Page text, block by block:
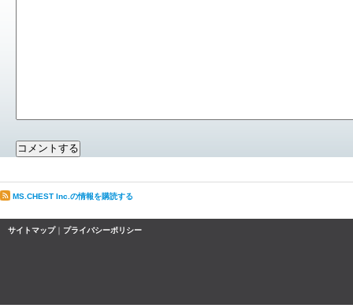
MS.CHEST Inc.の情報を購読する
サイトマップ｜ プライバシーポリシー